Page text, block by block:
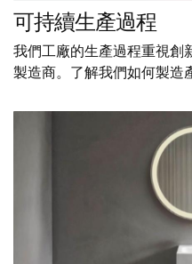
可持續生產過程
我們工廠的生產過程重視創
製造商。了解我們如何製造